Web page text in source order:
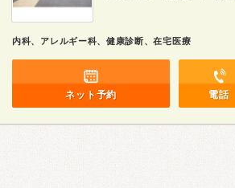
内科、アレルギー科、健康診断、在宅医療
ネット予約 電話